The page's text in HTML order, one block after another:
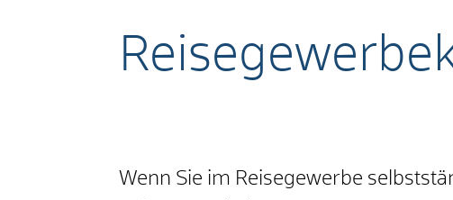
Wenn Sie im Reisegewerbe